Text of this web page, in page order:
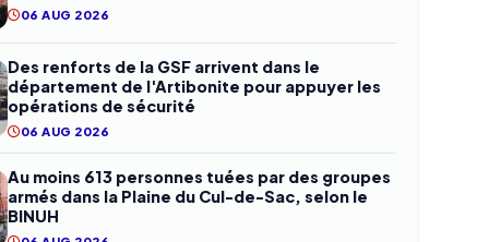
06 AUG 2026
Des renforts de la GSF arrivent dans le
département de l'Artibonite pour appuyer les
opérations de sécurité
06 AUG 2026
Au moins 613 personnes tuées par des groupes
armés dans la Plaine du Cul-de-Sac, selon le
BINUH